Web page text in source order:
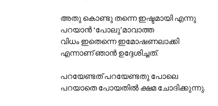
അതു കൊണ്ടു തന്നെ ഇഷ്ടമായി എന്നു
പറയാന്‍ ‘പോലു’മാവാത്ത
വിധം ഇതെന്നെ ഇമോഷണലാക്കി
എന്നാണ്‌ ഞാന്‍ ഉദ്ദേശിച്ചത്.
പറയേണ്ടത് പറയേണ്ടതു പോലെ
പറയാതെ പോയതില്‍ ക്ഷമ ചോദിക്കുന്നു.